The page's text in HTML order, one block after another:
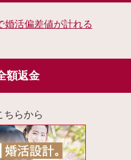
婚活偏差値が計れる
額返金
ちらから